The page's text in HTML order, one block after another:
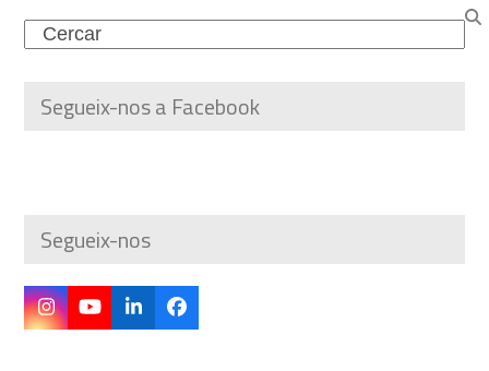
Search
Segueix-nos a Facebook
Segueix-nos
Instagram
YouTubeLinkedInFacebook